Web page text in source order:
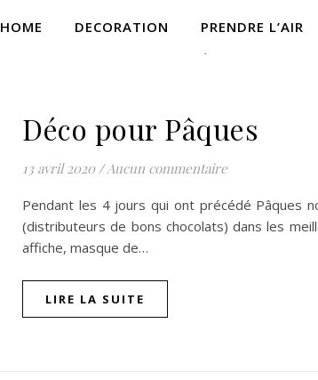
HOME DECORATION PRENDRE L’AIR
Déco pour Pâques
13 avril 2020 /Aucun commentaire
Pendant les 4 jours qui ont précédé Pâques
(distributeurs de bons chocolats) dans les
affiche, masque de…
LIRE LA SUITE